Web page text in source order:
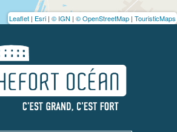
Leaflet | Esri | © IGN | © OpenStreetMap | TouristicMaps